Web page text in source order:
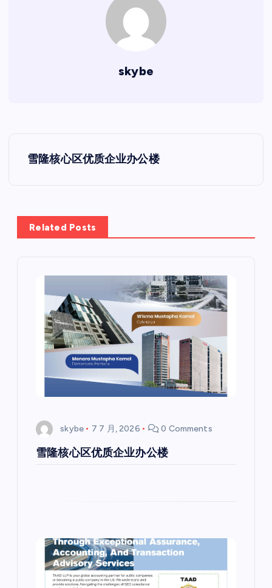
skybe
文
航
雪隆核心区优质企业办公楼
Related Posts
skybe 7 7 月, 2026 0 Comments
雪隆核心区优质企业办公楼